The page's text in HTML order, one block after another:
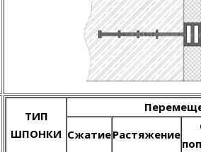
ТИП
ШПОНКИ СжатиеРастяжение